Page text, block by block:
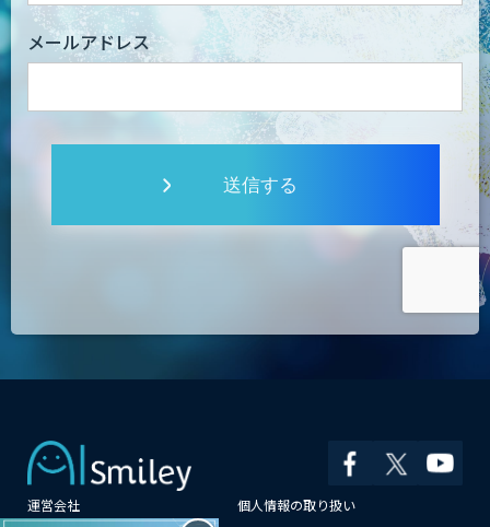
メールアドレス
送信する
運営会社
個人情報の取り扱い